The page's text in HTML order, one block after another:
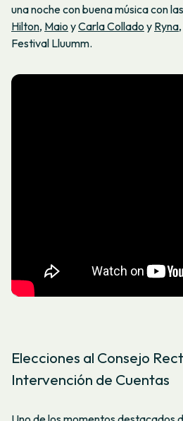
una noche con buena música con
Hilton, Maio yCarla Collado y Ryna
Festival Lluumm.
Elecciones al Consejo
Intervención de Cuentas